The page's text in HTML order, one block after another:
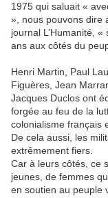
1975 qui saluait «
», nous pouvons dire
journal L’Humanité,
ans aux côtés du
Henri Martin, Paul
Figuères, Jean
Jacques Duclos ont
forgée au feu de la
colonialisme français
De cela aussi, les
extrêmement fiers.
Car à leurs côtés, ce
jeunes, de femmes
en soutien au peuple